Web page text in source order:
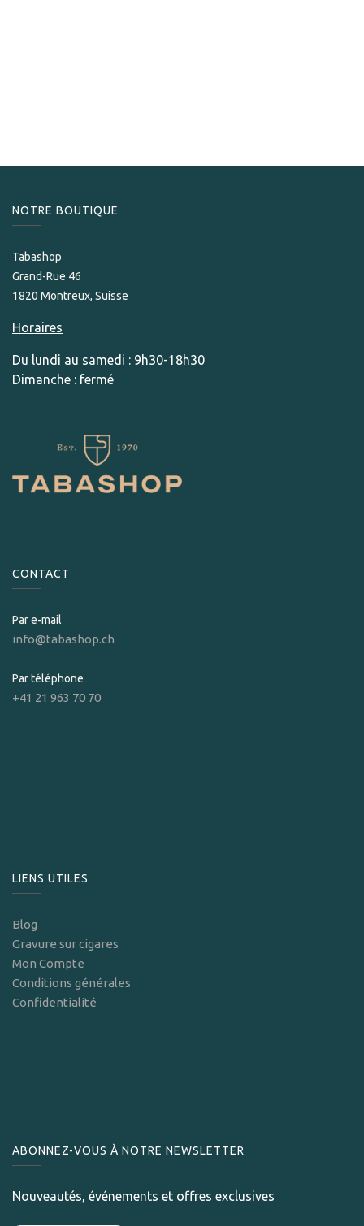
NOTRE BOUTIQUE
Tabashop
Grand-Rue 46
1820 Montreux, Suisse
Horaires
Du lundi au samedi : 9h30-18h30
Dimanche : fermé
CONTACT
Par e-mail
info@tabashop.ch
Par téléphone
+41 21 963 70 70
LIENS UTILES
Blog
Gravure sur cigares
Mon Compte
Conditions générales
Confidentialité
ABONNEZ-VOUS À NOTRE NEWSLETTER
Nouveautés, événements et offres exclusives